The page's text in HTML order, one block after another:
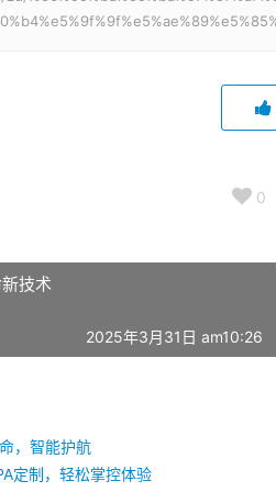
0
技术
2025年3月31日 am10:26
，智能护航
定制，轻松掌控体验